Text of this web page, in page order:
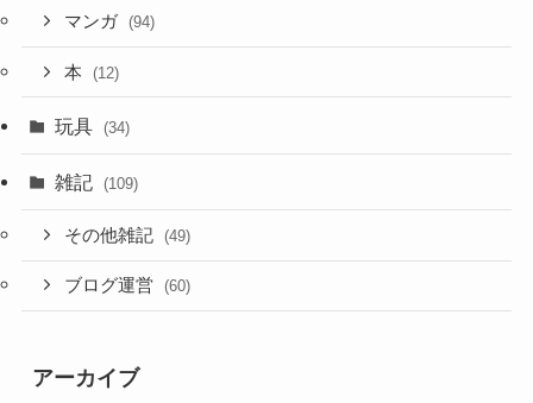
マンガ (94)
本 (12)
玩具 (34)
雑記 (109)
その他雑記 (49)
ブログ運営 (60)
アーカイブ